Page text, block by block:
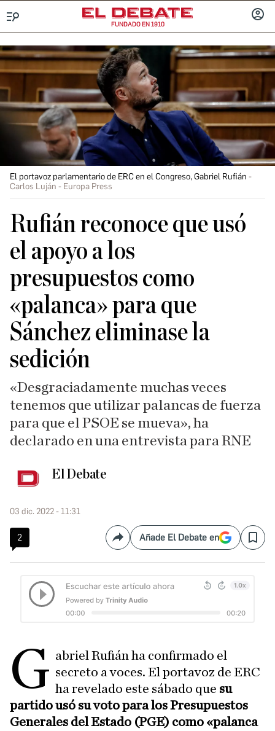
FUNDADO EN 1910
El portavoz parlamentario de ERC en el Congreso, Gabriel Rufián
Carlos Luján - Europa Press
Rufián reconoce que usó
el apoyo a los
presupuestos como
«palanca» para que
Sánchez eliminase la
sedición
«Desgraciadamente muchas veces
tenemos que utilizar palancas de fuerza
para que el PSOE se mueva», ha
declarado en una entrevista para RNE
El Debate
03 dic. 2022 - 11:31
2 CompartirAñade El Debate en Save
G abriel Rufián ha confirmado el
secreto a voces. El portavoz de ERC
ha revelado este sábado que su
partido usó su voto para los Presupuestos
Generales del Estado (PGE) como «palanca